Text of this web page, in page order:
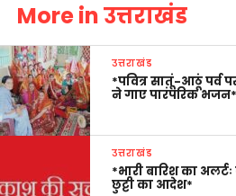
More in उत्तराखंड
उत्तराखंड
*पवित्र सातूं-आठूं पर्व
ने गाए पारंपरिक भजन*
उत्तराखंड
*भारी बारिश का
छुट्टी का आदेश*